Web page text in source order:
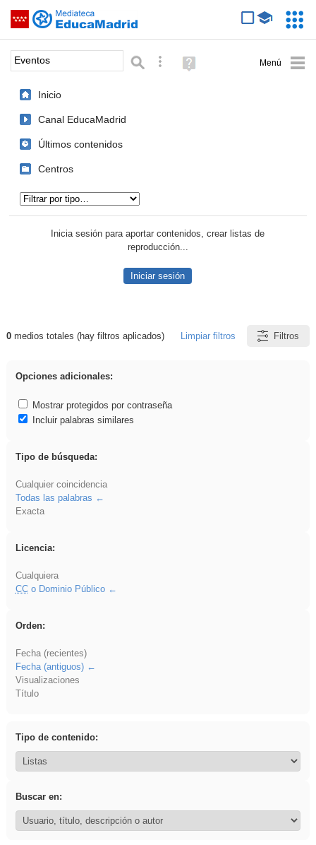
Saltar navegación
Palabra o frase: Búsqueda avanzada
Ayuda
(en
Inicio
Canal EducaMadrid
Últimos contenidos
Centros
Inicia sesión para aportar contenidos, crear listas de
reproducción...
Iniciar sesión
Resultados de: Eventos
0medios totales (hay filtros aplicados) Limpiar filtros Filtros
Opciones adicionales:
Mostrar protegidos por contraseña
Incluir palabras similares
Tipo de búsqueda:
Cualquier coincidencia
Todas las palabras
Exacta
Licencia:
Cualquiera
CCo Dominio Público
Orden:
Fecha (recientes)
Fecha (antiguos)
Visualizaciones
Título
Tipo de contenido:
Buscar en: